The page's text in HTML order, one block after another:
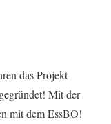
das Projekt
Mit der
mit dem EssBO!